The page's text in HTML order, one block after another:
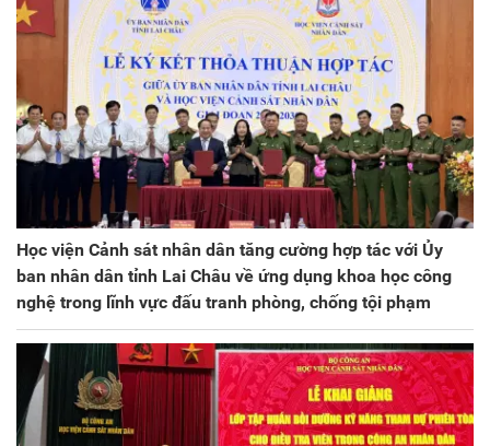
Học viện Cảnh sát nhân dân tăng cường hợp tác với Ủy
ban nhân dân tỉnh Lai Châu về ứng dụng khoa học công
nghệ trong lĩnh vực đấu tranh phòng, chống tội phạm